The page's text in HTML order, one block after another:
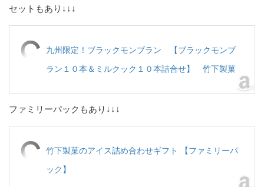
セットもあり↓↓↓
九州限定！ブラックモンブラン 【ブラックモンブ
ラン１０本＆ミルクック１０本詰合せ】 竹下製菓
ファミリーパックもあり↓↓↓
竹下製菓のアイス詰め合わせギフト 【ファミリーパ
ック】